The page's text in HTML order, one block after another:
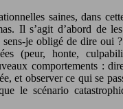
saines, dans
Il s’agit d’abord de
sens-je obligé de dire oui
(peur, honte,
comportements :
et observer ce qui se
le scénario